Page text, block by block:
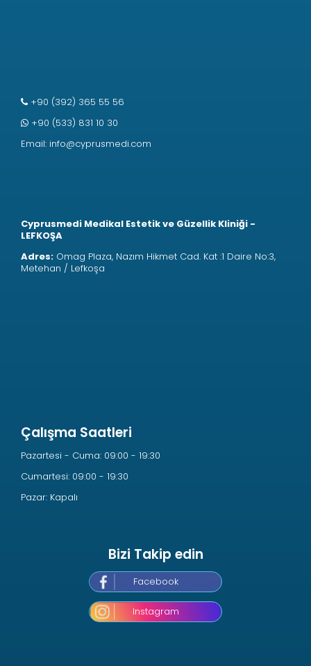
+90 (392) 365 55 56
+90 (533) 831 10 30
Email: info@cyprusmedi.com
Cyprusmedi Medikal Estetik ve Güzellik Kliniği -
LEFKOŞA
Adres: Omag Plaza, Nazım Hikmet Cad. Kat :1 Daire No:3,
Metehan / Lefkoşa
Çalışma Saatleri
Pazartesi - Cuma: 09:00 - 19:30
Cumartesi: 09:00 - 19:30
Pazar: Kapalı
Bizi Takip edin
Facebook
Instagram